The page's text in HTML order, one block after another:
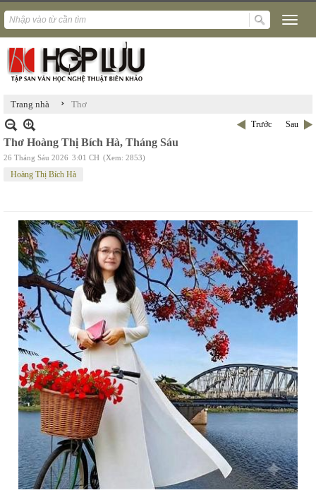
Trang nhà › Thơ
Trước Sau
Thơ Hoàng Thị Bích Hà, Tháng Sáu
26 Tháng Sáu 2026 3:01 CH (Xem: 2853)
Hoàng Thị Bích Hà